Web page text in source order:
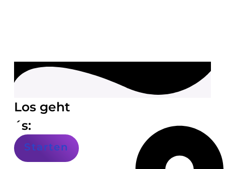
Los geht
´s:
Starten